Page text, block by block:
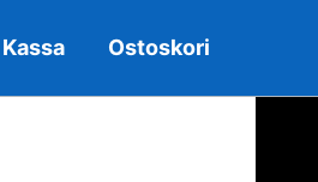
Kassa Ostoskori